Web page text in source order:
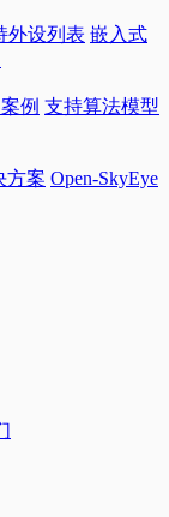
外设列表 嵌入式
例 支持算法模型
方案 Open-SkyEye